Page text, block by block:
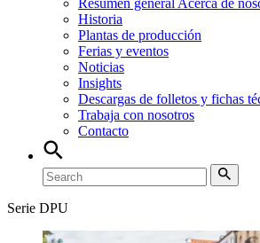
Resumen general Acerca de
Historia
Plantas de producción
Ferias y eventos
Noticias
Insights
Descargas de folletos y fichas
Trabaja con nosotros
Contacto
Serie DPU